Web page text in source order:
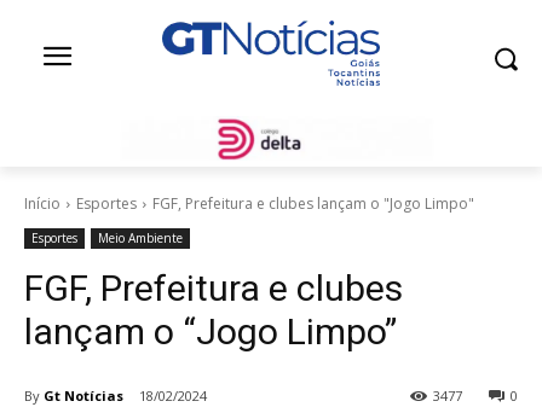
Início Esportes FGF, Prefeitura e clubes lançam o "Jogo Limpo"
Esportes Meio Ambiente
FGF, Prefeitura e clubes
lançam o “Jogo Limpo”
By Gt Notícias 18/02/2024 0
3477